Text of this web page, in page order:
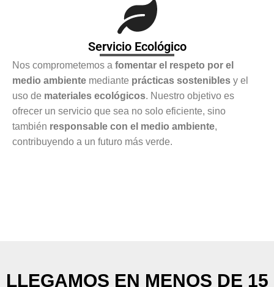
Servicio Ecológico
Nos comprometemos a fomentar el respeto por el
medio ambiente mediante prácticas sostenibles y el
uso de materiales ecológicos. Nuestro objetivo es
ofrecer un servicio que sea no solo eficiente, sino
también responsable con el medio ambiente,
contribuyendo a un futuro más verde.
LLEGAMOS EN MENOS DE 15